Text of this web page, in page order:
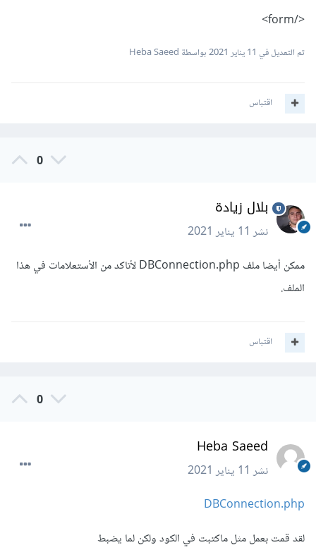
</form>
تم التعديل في 11 يناير 2021 بواسطة Heba Saeed
اقتباس
0
بلال زيادة
نشر11 يناير 2021
ممكن أيضا ملف DBConnection.php لأتاكد من الأستعلامات في هذا
الملف.
اقتباس
0
Heba Saeed
نشر11 يناير 2021
DBConnection.php
لقد قمت بعمل مثل ماكتبت في الكود ولكن لما يضبط